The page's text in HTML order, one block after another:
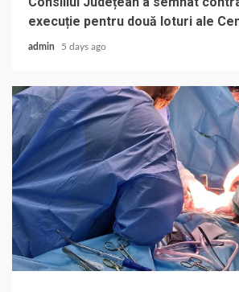
execuție pentru două loturi ale
admin 5 days ago